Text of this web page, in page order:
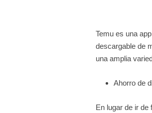
Temu es una
descargable de
una amplia
Ahorro de
En lugar de ir